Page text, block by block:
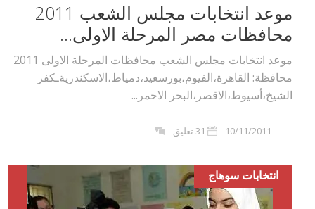
موعد انتخابات مجلس الشعب 2011
محافظات مصر المرحلة الاولى...
موعد انتخابات مجلس الشعب محافظات المرحلة الاولى 2011
محافظة: القاهرة،الفيوم،بورسعيد،دمياط،الاسكندريةـكفر
الشيخ،أسيوط،الاقصر،البحر الاحمر...
10/11/2011 31 تعليق
انتخابات سوهاج